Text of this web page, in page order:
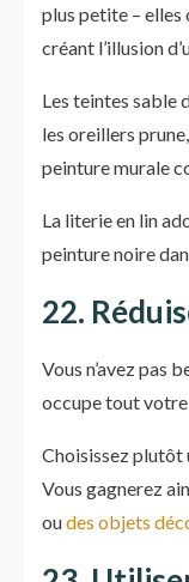
plus petite – elles
créant l’illusion
Les teintes sable
les oreillers
peinture murale
La literie en lin
peinture noire
22.
Vous n’avez pas
occupe tout votre
Choisissez plutôt
Vous gagnerez
oudes objets